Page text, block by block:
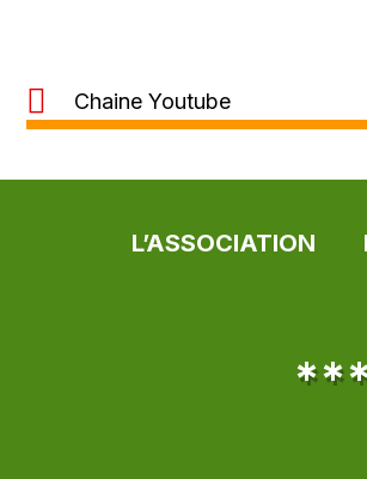
Chaine Youtube
L’ASSOCIATION
***